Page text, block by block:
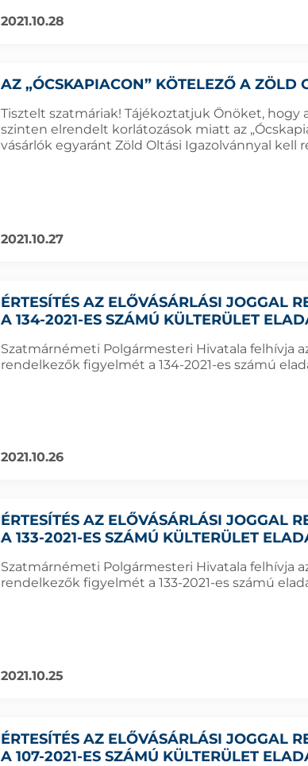
2021.10.28
AZ „ÓCSKAPIACON” KÖTELEZŐ A ZÖLD
Tisztelt szatmáriak! Tájékoztatjuk Önöket, hogy
szinten elrendelt korlátozások miatt az
vásárlók egyaránt Zöld Oltási Igazolvánnyal kell
2021.10.27
ÉRTESÍTÉS AZ ELŐVÁSÁRLÁSI JOGGAL
A 134-2021-ES SZÁMÚ KÜLTERÜLET
Szatmárnémeti Polgármesteri Hivatala felhívja
rendelkezők figyelmét a 134-2021-es számú
2021.10.26
ÉRTESÍTÉS AZ ELŐVÁSÁRLÁSI JOGGAL
A 133-2021-ES SZÁMÚ KÜLTERÜLET
Szatmárnémeti Polgármesteri Hivatala felhívja
rendelkezők figyelmét a 133-2021-es számú
2021.10.25
ÉRTESÍTÉS AZ ELŐVÁSÁRLÁSI JOGGAL
A 107-2021-ES SZÁMÚ KÜLTERÜLET